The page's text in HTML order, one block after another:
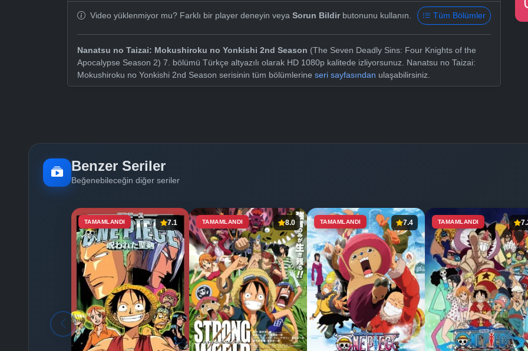
Video yüklenmiyor mu? Farklı bir player deneyin veya Sorun Bildirbutonunu kullanın. Tüm Bölümler
Nanatsu no Taizai: Mokushiroku no Yonkishi 2nd Season (The Seven Deadly Sins: Four Knights of the
Apocalypse Season 2) 7. bölümü Türkçe altyazılı olarak HD 1080p kalitede izliyorsunuz. Nanatsu no Taizai:
Mokushiroku no Yonkishi 2nd Season serisinin tüm bölümlerine seri sayfasından ulaşabilirsiniz.
Benzer Seriler
Beğenebileceğin diğer seriler
TAMAMLANDI 7.1 TAMAMLANDI 8.0 TAMAMLANDI 7.4 TAMAMLANDI